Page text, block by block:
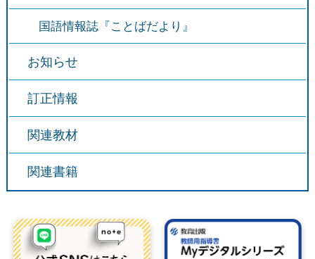
国語情報誌『ことばだより』
お知らせ
訂正情報
関連教材
関連書籍